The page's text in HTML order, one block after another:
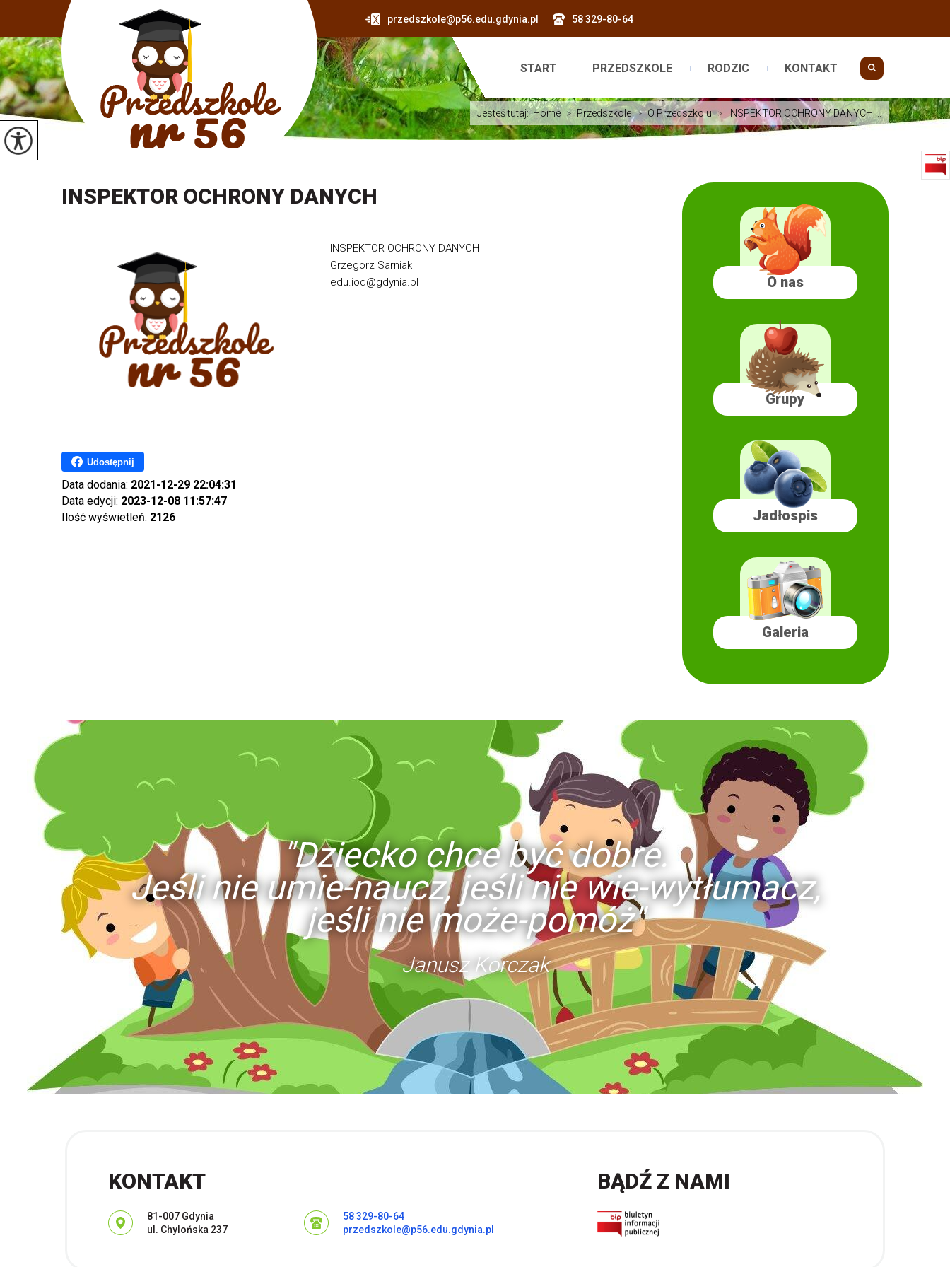
przedszkole@p56.edu.gdynia.pl 58 329-80-64
START PRZEDSZKOLE RODZIC KONTAKT
Jesteś tutaj:Home > Przedszkole > O Przedszkolu > INSPEKTOR OCHRONY DANYCH ...
INSPEKTOR OCHRONY DANYCH
INSPEKTOR OCHRONY DANYCH
Grzegorz Sarniak
edu.iod@gdynia.pl
Udostępnij
Data dodania: 2021-12-29 22:04:31
Data edycji: 2023-12-08 11:57:47
Ilość wyświetleń: 2126
O nas
Grupy
Jadłospis
Galeria
"Dziecko chce być dobre.
Jeśli nie umie-naucz, jeśli nie wie-wytłumacz,
jeśli nie może-pomóż"
Janusz Korczak
KONTAKT
Adres pocztowy:
81-007 Gdynia
ul. Chylońska 237
58 329-80-64
przedszkole@p56.edu.gdynia.pl
BĄDŹ Z NAMI